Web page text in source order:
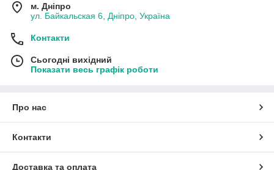
м. Дніпро
ул. Байкальская 6, Дніпро, Україна
Контакти
Сьогодні вихідний
Показати весь графік роботи
Про нас
Контакти
Доставка та оплата